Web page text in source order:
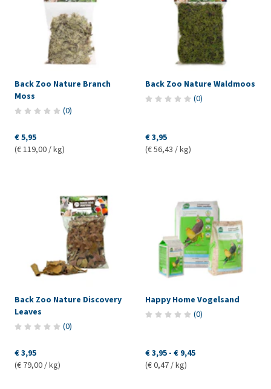
Back Zoo Nature Branch
Moss
(0)
€ 5,95
(€ 119,00 / kg)
Back Zoo Nature Waldmoos
(0)
€ 3,95
(€ 56,43 / kg)
Back Zoo Nature Discovery
Leaves
(0)
€ 3,95
(€ 79,00 / kg)
Happy Home Vogelsand
(0)
€ 3,95 - € 9,45
(€ 0,47 / kg)